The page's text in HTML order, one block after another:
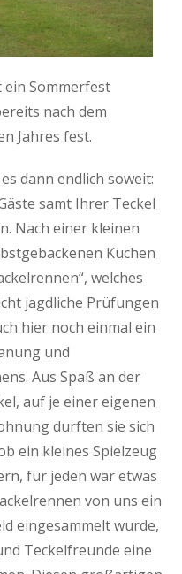
ein Sommerfest
nach dem
Jahres fest.
dann endlich soweit:
samt Ihrer Teckel
Nach einer kleinen
Kuchen
welches
jagdliche Prüfungen
hier noch einmal ein
und
Aus Spaß an der
auf je einer eigenen
durften sie sich
ein kleines Spielzeug
für jeden war etwas
von uns ein
eingesammelt wurde,
Teckelfreunde eine